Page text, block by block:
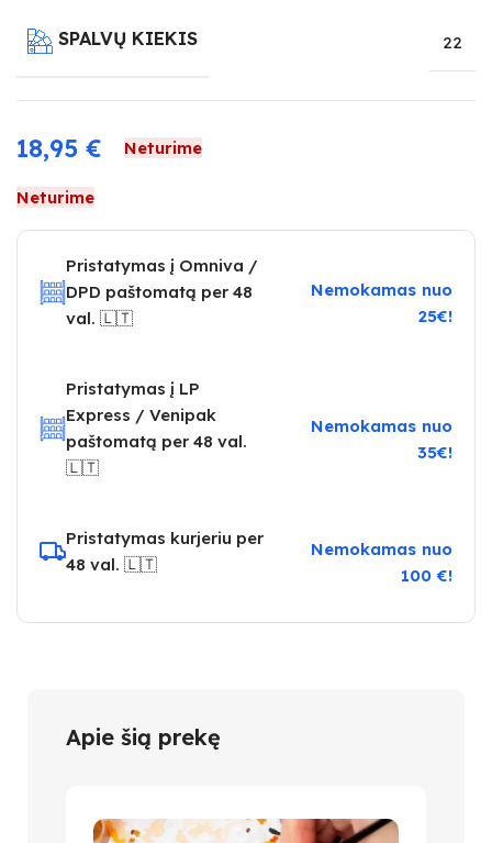
SPALVŲ KIEKIS 22
18,95 € Neturime
Neturime
Pristatymas į Omniva /
DPD paštomatą per 48
val. 🇱🇹
Nemokamas nuo
25€!
Pristatymas į LP
Express / Venipak
paštomatą per 48 val.
🇱🇹
Nemokamas nuo
35€!
Pristatymas kurjeriu per
48 val. 🇱🇹
Nemokamas nuo
100 €!
Apie šią prekę